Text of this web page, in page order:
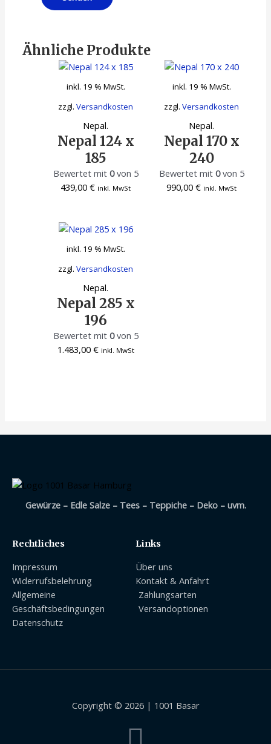
Ähnliche Produkte
inkl. 19 % MwSt.
zzgl.Versandkosten
Nepal.
Nepal 124 x
185
Bewertet mit 0von 5
439,00€ inkl. MwSt
inkl. 19 % MwSt.
zzgl.Versandkosten
Nepal.
Nepal 170 x
240
Bewertet mit 0von 5
990,00€ inkl. MwSt
inkl. 19 % MwSt.
zzgl.Versandkosten
Nepal.
Nepal 285 x
196
Bewertet mit 0von 5
1.483,00 € inkl. MwSt
Gewürze – Edle Salze – Tees – Teppiche – Deko – uvm.
Rechtliches
Impressum
Widerrufsbelehrung
Allgemeine
Geschäftsbedingungen
Datenschutz
Links
Über uns
Kontakt & Anfahrt
Zahlungsarten
Versandoptionen
Copyright © 2026 | 1001 Basar